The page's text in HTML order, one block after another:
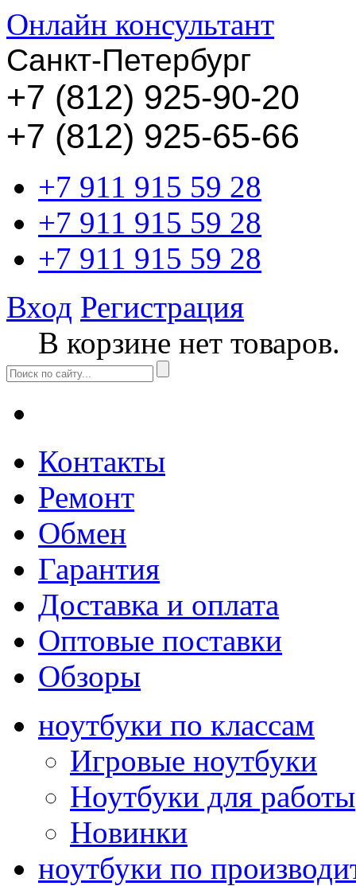
Онлайн консультант
Санкт-Петербург
+7 (812) 925-90-20
+7 (812) 925-65-66
+7 911 915 59 28
+7 911 915 59 28
+7 911 915 59 28
Вход Регистрация
В корзине нет товаров.
Контакты
Ремонт
Обмен
Гарантия
Доставка и оплата
Оптовые поставки
Обзоры
ноутбуки по классам
Игровые ноутбуки
Ноутбуки для работы
Новинки
ноутбуки по